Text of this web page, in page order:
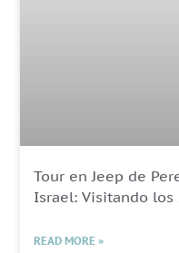
Tour en Jeep de
Israel: Visitando los
READ MORE »